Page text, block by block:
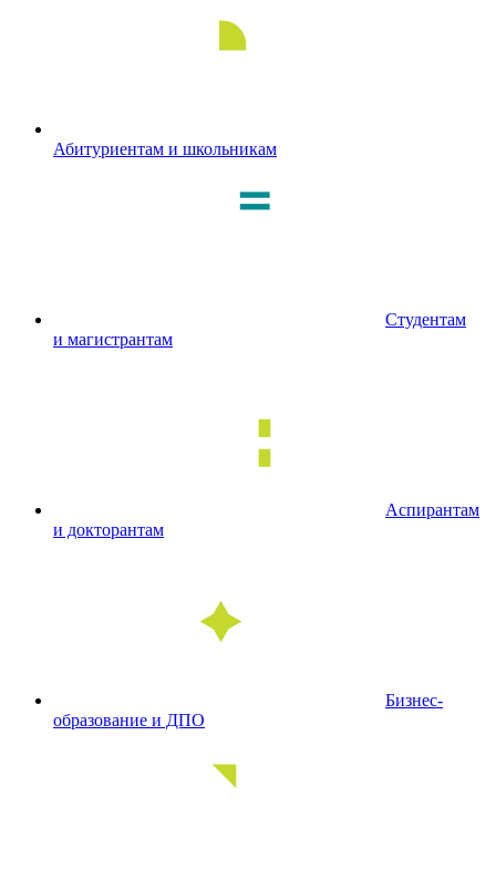
Абитуриентам и школьникам
Студентам
и магистрантам
Аспирантам
и докторантам
Бизнес-
образование и ДПО